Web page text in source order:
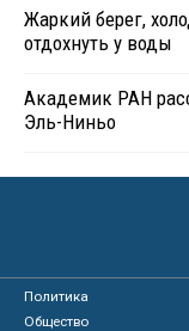
Жаркий берег,
отдохнуть у воды
Академик РАН
Эль-Ниньо
Политика
Общество